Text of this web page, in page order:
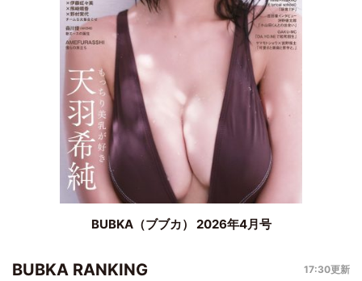
BUBKA（ブブカ） 2026年4月号
BUBKA RANKING 17:30更新